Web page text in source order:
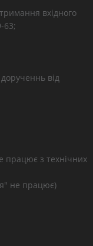
вхідного
63;
від
з технічних
не працює)